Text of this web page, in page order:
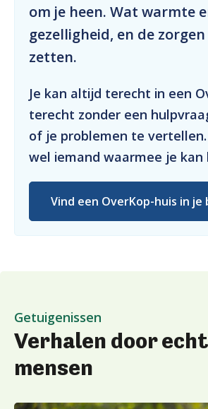
om je heen. Wat warmte
gezelligheid, en de
zetten.
Je kan altijd terecht in een
terecht zonder een
of je problemen te
wel iemand waarmee je kan
Vind een OverKop-huis in je
Verhalen door
mensen
Getuigenissen